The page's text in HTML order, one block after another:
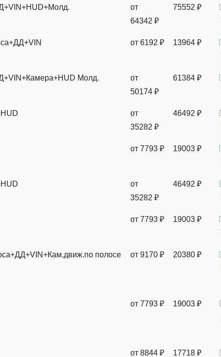
от
64342 ₽
75552 ₽
от 6192 ₽
13964 ₽
Молд.
от
50174 ₽
61384 ₽
от
35282 ₽
46492 ₽
от 7793 ₽
19003 ₽
от
35282 ₽
46492 ₽
от 7793 ₽
19003 ₽
полосе от 9170 ₽
20380 ₽
от 7793 ₽
19003 ₽
от 8844 ₽
17718 ₽